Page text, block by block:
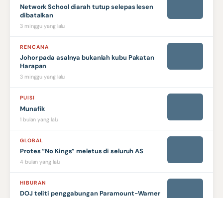
Network School diarah tutup selepas lesen
dibatalkan
3 minggu yang lalu
RENCANA
Johor pada asalnya bukanlah kubu Pakatan
Harapan
3 minggu yang lalu
PUISI
Munafik
1 bulan yang lalu
GLOBAL
Protes “No Kings” meletus di seluruh AS
4 bulan yang lalu
HIBURAN
DOJ teliti penggabungan Paramount-Warner